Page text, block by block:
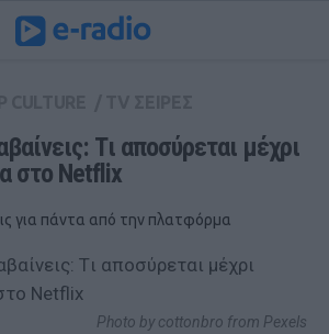
Tι αποσύρεται μέχρι
στο Netflix
για πάντα από την πλατφόρμα
Photo by cottonbro from Pexels